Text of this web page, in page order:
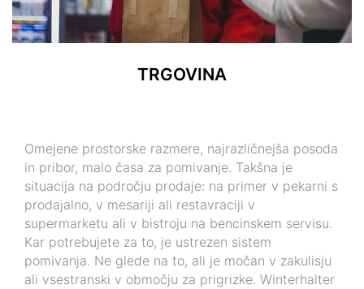
TRGOVINA
Omejene prostorske razmere, najrazličnejša posoda
in pribor, malo časa za pomivanje. Takšna je
situacija na področju prodaje: na primer v pekarni s
prodajalno, v mesariji ali restavraciji v
supermarketu ali v bistroju na bencinskem servisu.
Kar potrebujete za to, je ustrezen sistem
pomivanja. Ne glede na to, ali je močan v zakulisju
ali vsestranski v območju za prigrizke. Winterhalter